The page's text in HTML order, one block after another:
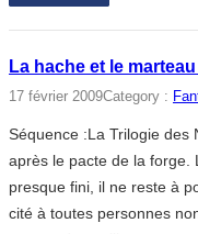
La hache et le
17 février 2009Category :
Séquence :La Trilogie des
après le pacte de la forge.
presque fini, il ne reste à
cité à toutes personnes